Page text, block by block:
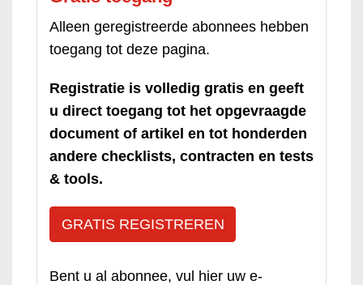
Alleen geregistreerde abonnees hebben
toegang tot deze pagina.
Registratie is volledig gratis en geeft
u direct toegang tot het opgevraagde
document of artikel en tot honderden
andere checklists, contracten en tests
& tools.
GRATIS REGISTREREN
Bent u al abonnee, vul hier uw e-